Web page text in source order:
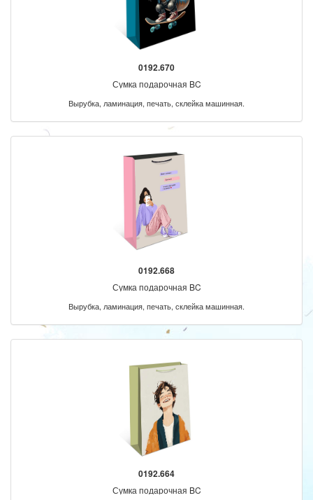
0192.670
Сумка подарочная BC
Вырубка, ламинация, печать, склейка машинная.
0192.668
Сумка подарочная BC
Вырубка, ламинация, печать, склейка машинная.
0192.664
Сумка подарочная BC